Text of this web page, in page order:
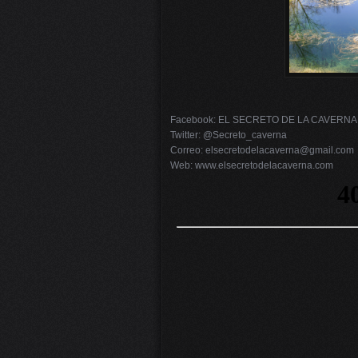
Facebook: EL SECRETO DE LA CAVERNA
Twitter: @Secreto_caverna
Correo: elsecretodelacaverna@gmail.com
Web: www.elsecretodelacaverna.com